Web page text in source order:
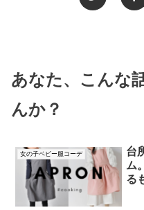
あなた、こんな
んか？
女の子ベビー服コーデ
台
ム
る